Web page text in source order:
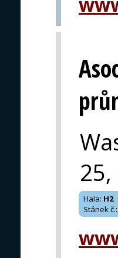
25,
Hala: H2
Stánek č.: